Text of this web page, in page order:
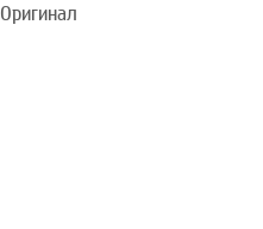
Оригинал